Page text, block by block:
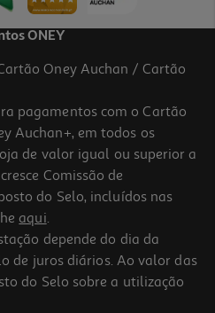
5.0
4xl 10x20cm 5un
ONEY
Oney Auchan / Cartão
pagamentos com o Cartão
Auchan+, em todos os
de valor igual ou superior a
Comissão de
do Selo, incluídos nas
aqui.
depende do dia da
de juros diários. Ao valor das
do Selo sobre a utilização